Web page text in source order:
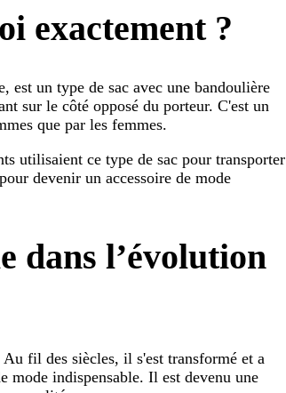
exactement ?
est un type de sac avec une bandoulière
sur le côté opposé du porteur. C'est un
que par les femmes.
utilisaient ce type de sac pour transporter
devenir un accessoire de mode
dans l’évolution
fil des siècles, il s'est transformé et a
mode indispensable. Il est devenu une